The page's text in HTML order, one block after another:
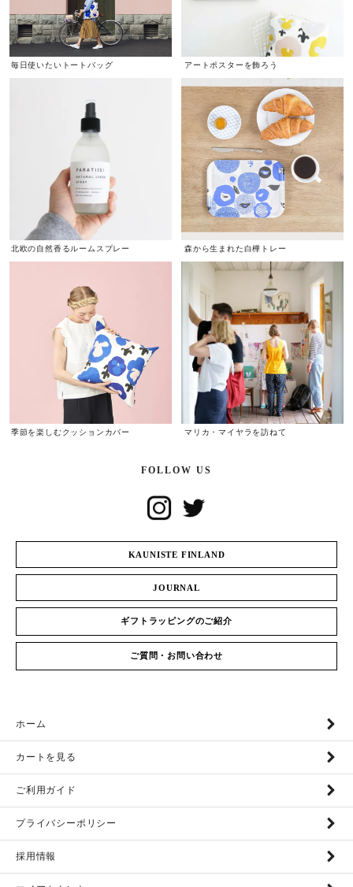
毎日使いたいトートバッグ アートポスターを飾ろう
北欧の自然香るルームスプレー 森から生まれた白樺トレー
季節を楽しむクッションカバー マリカ・マイヤラを訪ねて
FOLLOW US
KAUNISTE FINLAND
JOURNAL
ギフトラッピングのご紹介
ご質問・お問い合わせ
ホーム
カートを見る
ご利用ガイド
プライバシーポリシー
採用情報